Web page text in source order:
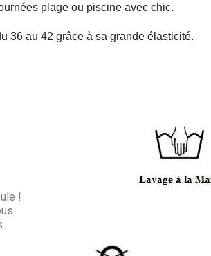
plage ou piscine avec chic.
36 au 42 grâce à sa grande élasticité.
!